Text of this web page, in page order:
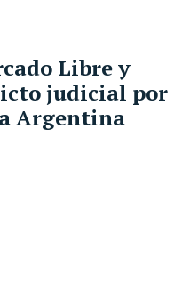
Libre y
judicial por
Argentina